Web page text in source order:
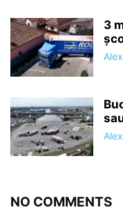
3
NO COMMENTS